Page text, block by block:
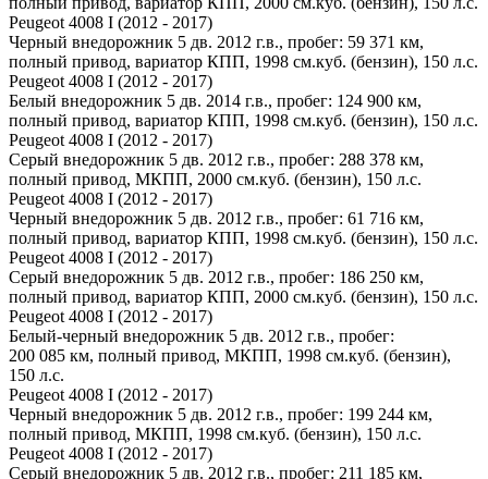
Peugeot 4008 I (2012 - 2017)
Черный внедорожник 5 дв. 2012 г.в., пробег: 59 371 км,
полный привод, вариатор КПП, 1998 см.куб. (бензин), 150 л.с.
Peugeot 4008 I (2012 - 2017)
Белый внедорожник 5 дв. 2014 г.в., пробег: 124 900 км,
полный привод, вариатор КПП, 1998 см.куб. (бензин), 150 л.с.
Peugeot 4008 I (2012 - 2017)
Серый внедорожник 5 дв. 2012 г.в., пробег: 288 378 км,
полный привод, МКПП, 2000 см.куб. (бензин), 150 л.с.
Peugeot 4008 I (2012 - 2017)
Черный внедорожник 5 дв. 2012 г.в., пробег: 61 716 км,
полный привод, вариатор КПП, 1998 см.куб. (бензин), 150 л.с.
Peugeot 4008 I (2012 - 2017)
Серый внедорожник 5 дв. 2012 г.в., пробег: 186 250 км,
полный привод, вариатор КПП, 2000 см.куб. (бензин), 150 л.с.
Peugeot 4008 I (2012 - 2017)
Белый-черный внедорожник 5 дв. 2012 г.в., пробег:
200 085 км, полный привод, МКПП, 1998 см.куб. (бензин),
150 л.с.
Peugeot 4008 I (2012 - 2017)
Черный внедорожник 5 дв. 2012 г.в., пробег: 199 244 км,
полный привод, МКПП, 1998 см.куб. (бензин), 150 л.с.
Peugeot 4008 I (2012 - 2017)
Серый внедорожник 5 дв. 2012 г.в., пробег: 211 185 км,